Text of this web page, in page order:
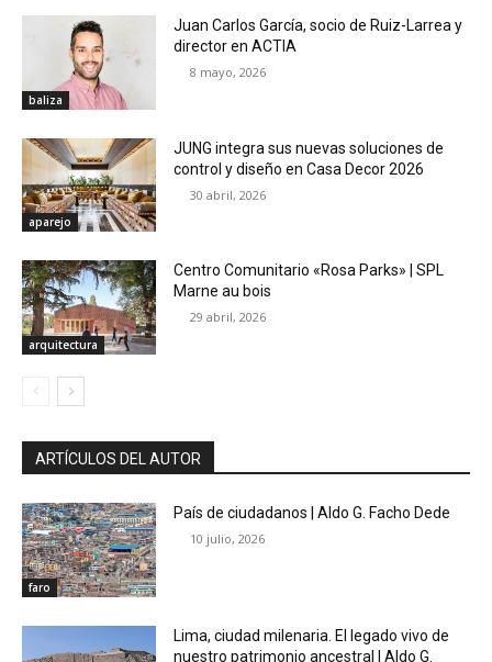
baliza
Juan Carlos García, socio de Ruiz-Larrea y
director en ACTIA
8 mayo, 2026
aparejo
JUNG integra sus nuevas soluciones de
control y diseño en Casa Decor 2026
30 abril, 2026
arquitectura
Centro Comunitario «Rosa Parks» | SPL
Marne au bois
29 abril, 2026
ARTÍCULOS DEL AUTOR
faro
País de ciudadanos | Aldo G. Facho Dede
10 julio, 2026
Lima, ciudad milenaria. El legado vivo de
nuestro patrimonio ancestral | Aldo G.